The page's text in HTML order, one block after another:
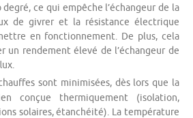
degré, ce qui empêche l’échangeur de la
de givrer et la résistance électrique
en fonctionnement. De plus, cela
un rendement élevé de l’échangeur de
sont minimisées, dès lors que la
conçue thermiquement (isolation,
solaires, étanchéité). La température